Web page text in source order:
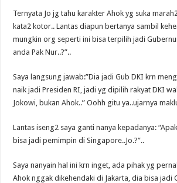
Ternyata Jo jg tahu karakter Ahok yg suka
kata2 kotor.. Lantas diapun bertanya sambil
mungkin org seperti ini bisa terpilih jadi
anda Pak Nur..?”..
Saya langsung jawab:”Dia jadi Gub DKI krn
naik jadi Presiden RI, jadi yg dipilih rakyat DKI
Jokowi, bukan Ahok..” Oohh gitu ya..ujarnya
Lantas iseng2 saya ganti nanya kepadanya:
bisa jadi pemimpin di Singapore..Jo.?”..
Saya nanyain hal ini krn inget, ada pihak yg
Ahok nggak dikehendaki di Jakarta, dia bisa jadi